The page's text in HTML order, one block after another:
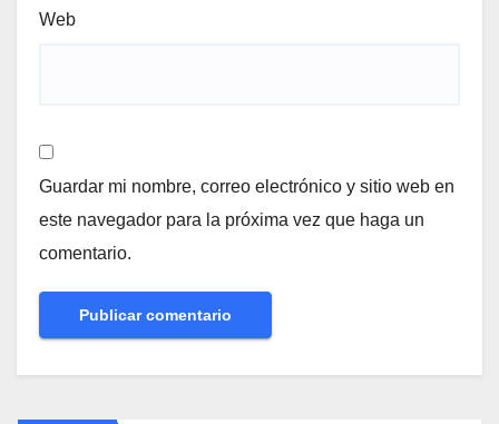
Web
Guardar mi nombre, correo electrónico y sitio web en
este navegador para la próxima vez que haga un
comentario.